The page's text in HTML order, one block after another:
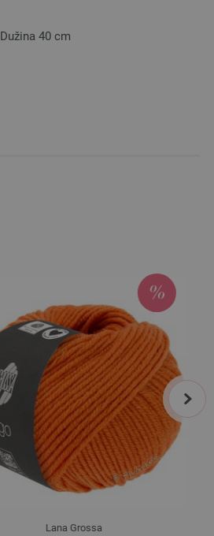
40 cm
Lana Grossa
next